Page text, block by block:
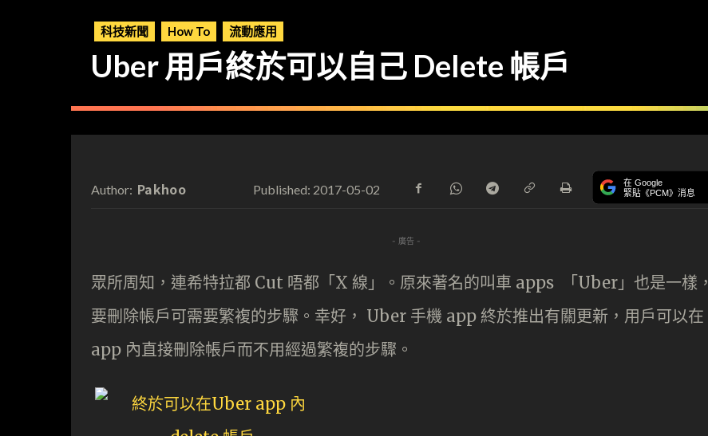
科技新聞 How To 流動應用
Uber 用戶終於可以自己 Delete 帳戶
Author: Pakhoo Published: 2017-05-02 在 Google
緊貼《PCM》消息
- 廣告 -
眾所周知，連希特拉都 Cut 唔都「X 線」。原來著名的叫車 apps 「Uber」也是一樣，
要刪除帳戶可需要繁複的步驟。幸好， Uber 手機 app 終於推出有關更新，用戶可以在
app 內直接刪除帳戶而不用經過繁複的步驟。